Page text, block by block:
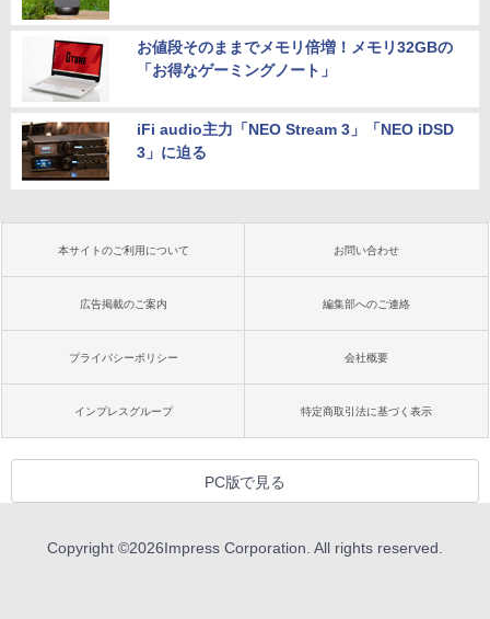
お値段そのままでメモリ倍増！メモリ32GBの
「お得なゲーミングノート」
iFi audio主力「NEO Stream 3」「NEO iDSD
3」に迫る
本サイトのご利用について お問い合わせ
広告掲載のご案内 編集部へのご連絡
プライバシーポリシー 会社概要
インプレスグループ 特定商取引法に基づく表示
PC版で見る
Copyright ©2026Impress Corporation. All rights reserved.